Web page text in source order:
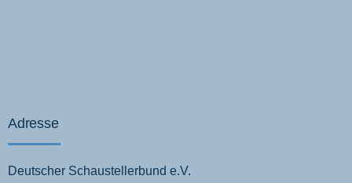
Adresse
Deutscher Schaustellerbund e.V.